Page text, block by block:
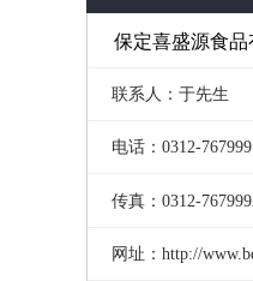
保定喜盛源食品
联系人：于先生
电话：0312-
传真：0312-
网址：http://